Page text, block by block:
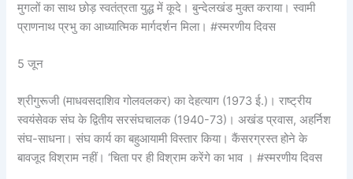
मुगलों का साथ छोड़ स्वतंत्रता युद्ध में कूदे। बुन्देलखंड मुक्त कराया। स्वामी
प्राणनाथ प्रभु का आध्यात्मिक मार्गदर्शन मिला। #स्मरणीय दिवस
5 जून
श्रीगुरूजी (माधवसदाशिव गोलवलकर) का देहत्याग (1973 ई.)। राष्ट्रीय
स्वयंसेवक संघ के द्वितीय सरसंघचालक (1940-73)। अखंड प्रवास, अहर्निश
संघ-साधना। संघ कार्य का बहुआयामी विस्तार किया। कैंसरग्रस्त होने के
बावजूद विश्राम नहीं। ‘चिता पर ही विश्राम करेंगे का भाव । #स्मरणीय दिवस